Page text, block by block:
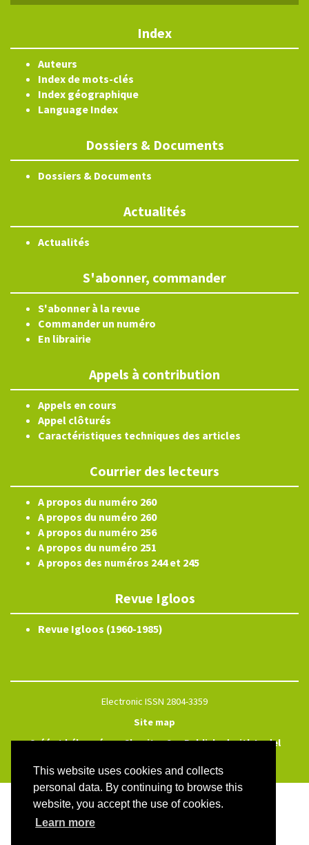
This website uses cookies and collects
personal data. By continuing to browse this
website, you accept the use of cookies.
Learn more
Index
Auteurs
Index de mots-clés
Index géographique
Language Index
Dossiers & Documents
Dossiers & Documents
Actualités
Actualités
S'abonner, commander
S'abonner à la revue
Commander un numéro
En librairie
Appels à contribution
Appels en cours
Appel clôturés
Caractéristiques techniques des articles
Courrier des lecteurs
A propos du numéro 260
A propos du numéro 260
A propos du numéro 256
A propos du numéro 251
A propos des numéros 244 et 245
Revue Igloos
Revue Igloos (1960-1985)
Electronic ISSN 2804-3359
Site map
Créé et hébergé par Chapitre 9—Published with Lodel